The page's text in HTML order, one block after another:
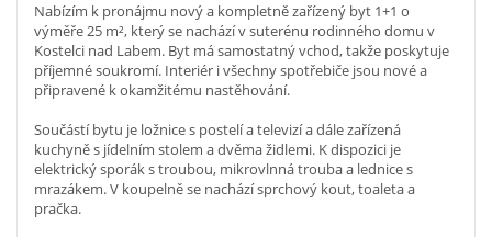
Nabízím k pronájmu nový a kompletně zařízený byt 1+1 o
výměře 25 m², který se nachází v suterénu rodinného domu v
Kostelci nad Labem. Byt má samostatný vchod, takže poskytuje
příjemné soukromí. Interiér i všechny spotřebiče jsou nové a
připravené k okamžitému nastěhování.
Součástí bytu je ložnice s postelí a televizí a dále zařízená
kuchyně s jídelním stolem a dvěma židlemi. K dispozici je
elektrický sporák s troubou, mikrovlnná trouba a lednice s
mrazákem. V koupelně se nachází sprchový kout, toaleta a
pračka.